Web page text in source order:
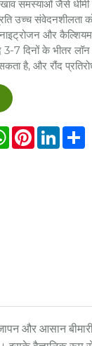
समस्याओं जैसे
उच्च संवेदनशीलता
और
3-7 दिनों के भीतर
है, और रौंद
WhatsApp
Pinterest
और आसान